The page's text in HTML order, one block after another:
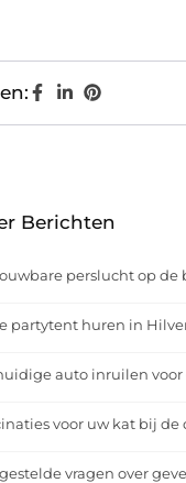
Berichten
perslucht op
partytent huren in
auto inruilen voor
voor uw kat bij de
vragen over